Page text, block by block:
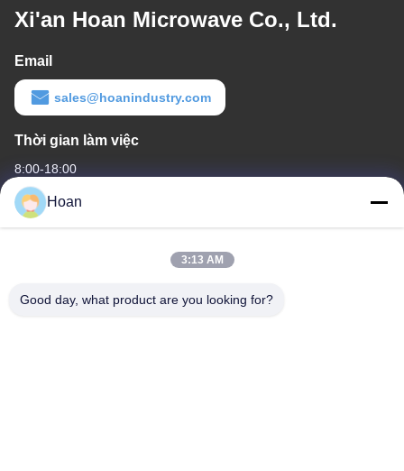
Xi'an Hoan Microwave Co., Ltd.
Email
sales@hoanindustry.com
Thời gian làm việc
8:00-18:00
Địa chỉ của chúng tôi
F7, Tòa nhà 2, Công viên công nghiệp Xinkai, đường 2 Jinye,
Hoan
3:13 AM
Good day, what product are you looking for?